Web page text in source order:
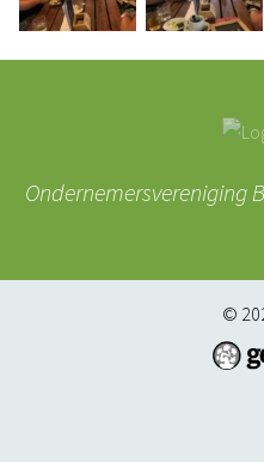
Ondernemersvereniging
©